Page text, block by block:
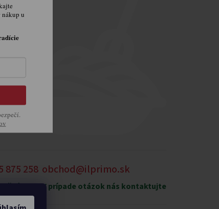
875 258
sklad
obchod@ilprimo.sk
V prípade otázok nás kontaktujte
u